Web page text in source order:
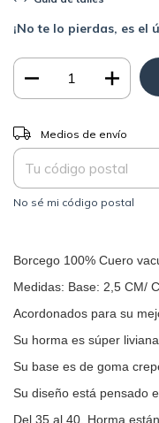
¡No te lo pierdas, es el
Entregas para el CP:
Medios de envío
No sé mi código postal
Borcego 100% Cuero
Medidas: Base: 2,5 CM/
Acordonados para su
Su horma es súper
Su base es de goma
Su diseño está pensado
Del 35 al 40. Horma